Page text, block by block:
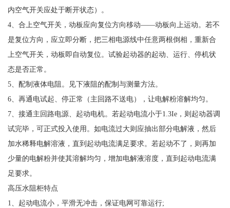
内空气开关应处于断开状态）。
4、合上空气开关，动板应向复位方向移动——动板向上运动。若不
是复位方向，应立即分断，把三相电源线中任意两根倒相，重新合
上空气开关，动板即自动复位。试验起动器的起动、运行、停机状
态是否正常。
5、配制液体电阻。见下液阻的配制与测量方法。
6、再通电试起、停正常（主回路不送电），让电解粉溶解均匀。
7、接通主回路电源、起动电机。若起动电流小于1.3Ie，则起动器调
试完毕，可正式投入使用。如电流过大则应抽出部分电解液，然后
加水稀释电解溶液，直到起动电流满足要求。若起动不了，则再加
少量的电解粉并使其溶解均匀，增加电解液溶度，直到起动电流满
足要求。
高压水阻柜特点
1、起动电流小，平滑无冲击，保证电网可靠运行;